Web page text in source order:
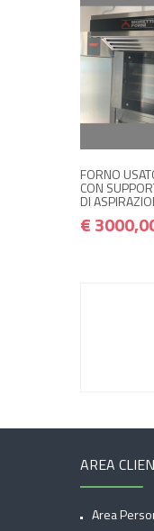
FORNO
CON
DI
€
AREA
Area